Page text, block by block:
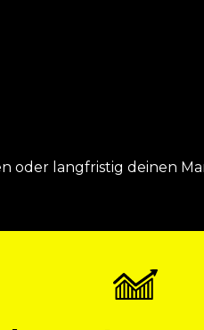
oder langfristig deinen